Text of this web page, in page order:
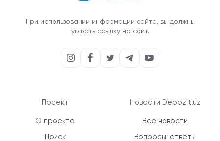
При использовании информации сайта, вы должны
указать ссылку на сайт.
Проект
О проекте
Поиск
Новости Depozit.uz
Все новости
Вопросы-ответы